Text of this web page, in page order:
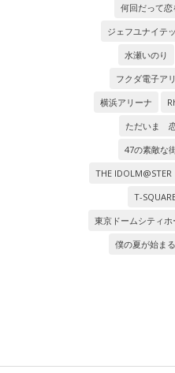
何回だって恋
ジェフユナイテ
水瀬いのり
フクダ電子ア
横浜アリーナ
ただいま
47の素敵な
THE IDOLM@STER
T-
東京ドームシティホ
僕の夏が始まる